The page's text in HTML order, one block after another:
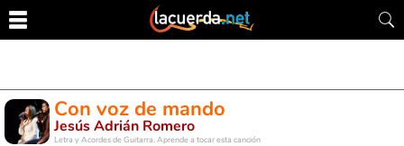
Con voz de mando
Jesús Adrián Romero
Letra y Acordes de Guitarra. Aprende a tocar esta canción